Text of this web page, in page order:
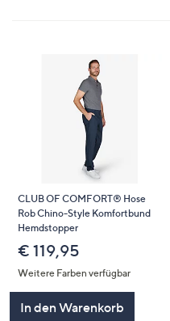
CLUB OF COMFORT® Hose
Rob Chino-Style Komfortbund
Hemdstopper
€ 119,95
Weitere Farben verfügbar
In den Warenkorb